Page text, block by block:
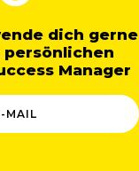
dich gerne
persönlichen
Manager
MAIL